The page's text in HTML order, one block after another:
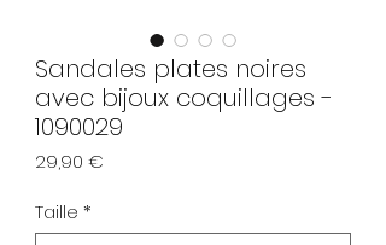
Sandales plates noires
avec bijoux coquillages -
1090029
29,90 €
Taille *